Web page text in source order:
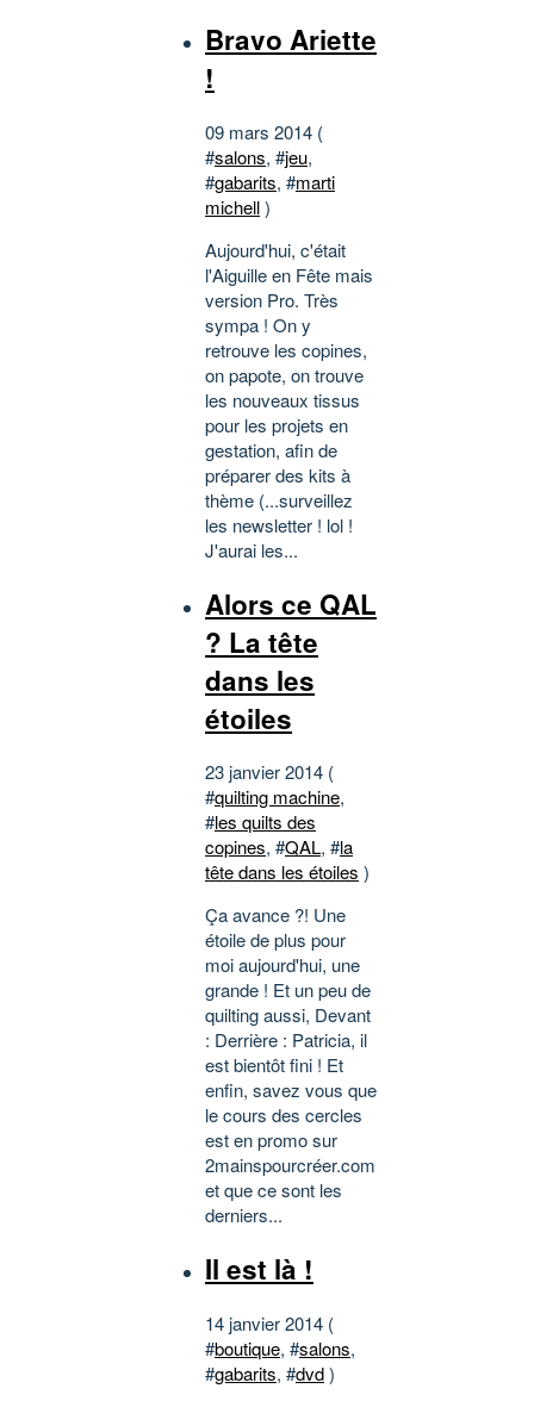
Bravo Ariette
!
09 mars 2014 (
#salons, #jeu,
#gabarits, #marti
michell)
Aujourd'hui, c'était
l'Aiguille en Fête mais
version Pro. Très
sympa ! On y
retrouve les copines,
on papote, on trouve
les nouveaux tissus
pour les projets en
gestation, afin de
préparer des kits à
thème (...surveillez
les newsletter ! lol !
J'aurai les...
Alors ce QAL
? La tête
dans les
étoiles
23 janvier 2014 (
#quilting machine,
#les quilts des
copines, #QAL, #la
tête dans les étoiles )
Ça avance ?! Une
étoile de plus pour
moi aujourd'hui, une
grande ! Et un peu de
quilting aussi, Devant
: Derrière : Patricia, il
est bientôt fini ! Et
enfin, savez vous que
le cours des cercles
est en promo sur
2mainspourcréer.com
et que ce sont les
derniers...
Il est là !
14 janvier 2014 (
#boutique, #salons,
#gabarits, #dvd)